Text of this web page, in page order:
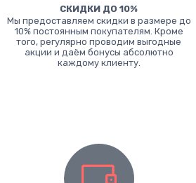
СКИДКИ ДО 10%
Мы предоставляем скидки в размере до
10% постоянным покупателям. Кроме
того, регулярно проводим выгодные
акции и даём бонусы абсолютно
каждому клиенту.